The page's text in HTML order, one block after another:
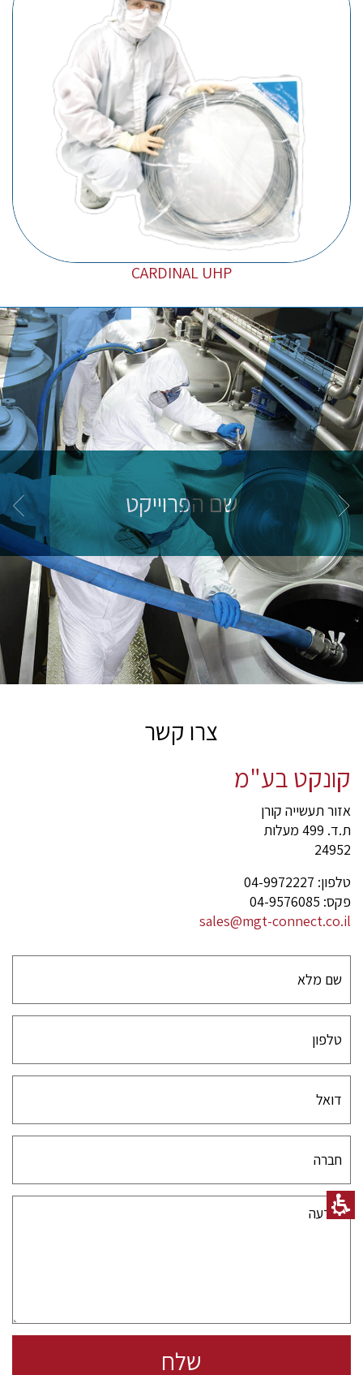
CARDINAL UHP
שם הפרוייקט
צרו קשר
קונקט בע"מ
אזור תעשייה קורן
ת.ד. 499 מעלות
24952
טלפון: 04-9972227
פקס: 04-9576085
sales@mgt-connect.co.il